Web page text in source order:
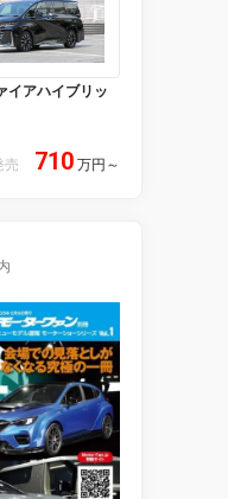
イアハイブリッ
売 710 万円 ～